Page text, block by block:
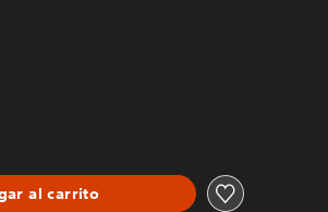
al carrito